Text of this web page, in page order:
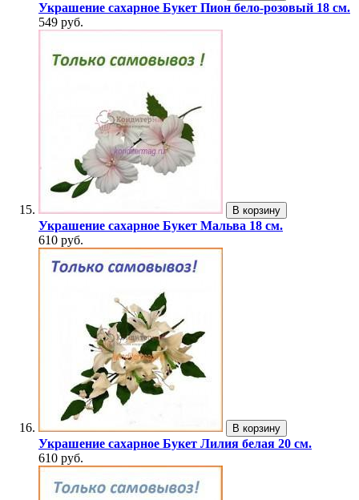
Украшение сахарное Букет Пион бело-розовый 18 см.
549 руб.
В корзину
Украшение сахарное Букет Мальва 18 см.
610 руб.
В корзину
Украшение сахарное Букет Лилия белая 20 см.
610 руб.